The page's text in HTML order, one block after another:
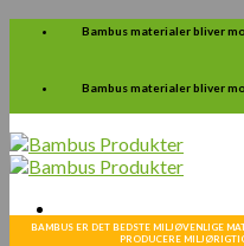
Skip
Bambus materialer bliver
Bambus materialer bliver
BAMBUS ER DET BEDSTE MILJØVENLIGE
PRODUCERE